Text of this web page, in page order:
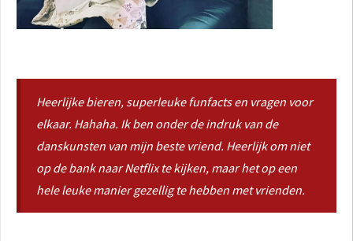
Heerlijke bieren, superleuke funfacts en vragen voor
elkaar. Hahaha. Ik ben onder de indruk van de
danskunsten van mijn beste vriend. Heerlijk om niet
op de bank naar Netflix te kijken, maar het op een
hele leuke manier gezellig te hebben met vrienden.